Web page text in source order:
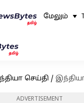
மேலும்
செய்தி / இந்தியாவில்
ADVERTISEMENT